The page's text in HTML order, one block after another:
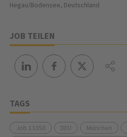
Hegau/Bodensee, Deutschland
JOB TEILEN
TAGS
Job 13350 DEU München